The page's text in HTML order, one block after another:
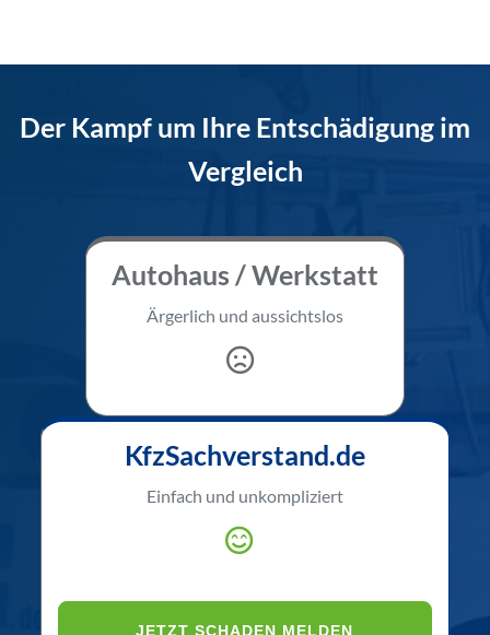
Der Kampf um Ihre Entschädigung im
Vergleich
Autohaus / Werkstatt
Ärgerlich und aussichtslos
KfzSachverstand.de
Einfach und unkompliziert
JETZT SCHADEN MELDEN